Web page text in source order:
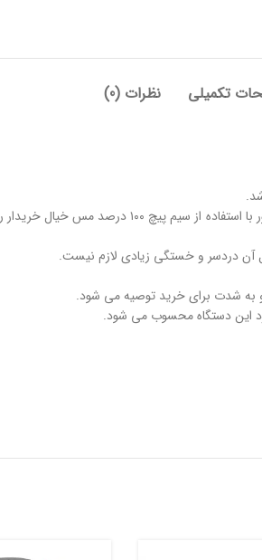
تکمیلی نظرات (0)
شرکت ادون با محصولات مقرون به صرفه و خوش قیمت کیفیت
و به شدت برای خرید توصیه می شود.
این دستگاه محسوب می شود.